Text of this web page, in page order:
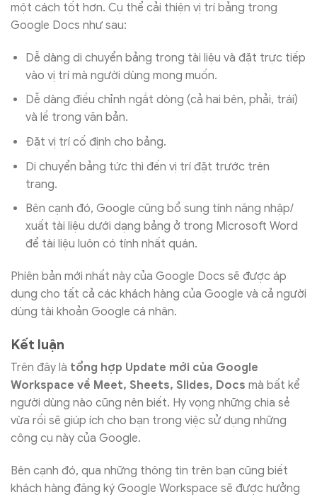
một cách tốt hơn. Cụ thể cải thiện vị trí bảng trong
Google Docs như sau:
Dễ dàng di chuyển bảng trong tài liệu và đặt trực tiếp
vào vị trí mà người dùng mong muốn.
Dễ dàng điều chỉnh ngắt dòng (cả hai bên, phải, trái)
và lề trong văn bản.
Đặt vị trí cố định cho bảng.
Di chuyển bảng tức thì đến vị trí đặt trước trên
trang.
Bên cạnh đó, Google cũng bổ sung tính năng nhập/
xuất tài liệu dưới dạng bảng ở trong Microsoft Word
để tài liệu luôn có tính nhất quán.
Phiên bản mới nhất này của Google Docs sẽ được áp
dụng cho tất cả các khách hàng của Google và cả người
dùng tài khoản Google cá nhân.
Kết luận
Trên đây là tổng hợp Update mới của Google
Workspace về Meet, Sheets, Slides, Docs mà bất kể
người dùng nào cũng nên biết. Hy vọng những chia sẻ
vừa rồi sẽ giúp ích cho bạn trong việc sử dụng những
công cụ này của Google.
Bên cạnh đó, qua những thông tin trên bạn cũng biết
khách hàng đăng ký Google Workspace sẽ được hưởng